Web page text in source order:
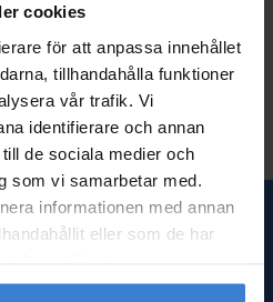
cookies
för att anpassa innehållet
tillhandahålla funktioner
vår trafik. Vi
identifierare och annan
de sociala medier och
som vi samarbetar med.
informationen med annan
eller som de har
till i favoriter